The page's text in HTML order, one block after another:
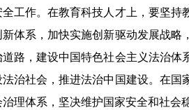
工作。在教育科技人才上，要坚
体系，加快实施创新驱动发展战
路，建设中国特色社会主义法治
治社会，推进法治中国建设。在
理体系，坚决维护国家安全和社会稳